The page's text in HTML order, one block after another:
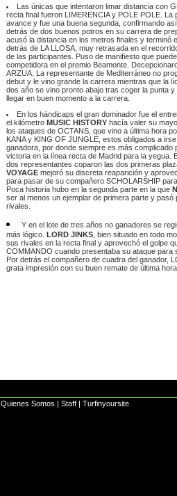
Las únicas que intentaron limar distancia con
recta final fueron LIMERENCIA y POLE POLE. La
avance y fue una buena segunda, confirmando
detrás de dos buenos potros en su carrera de
acusó la distancia en los metros finales y terminó
detrás de LA LLOSA, muy retrasada en el
de las participantes. Puso de manifiesto que
competidora en el premio Beamonte.
ARZUA. La representante de Mediterráneo no
debut y le vino grande la carrera mientras que la
dos año se vino pronto abajo tras coger la punta
llegar en buen momento a la carrera.
En los hándicaps el gran dominador fue el
el kilómetro MUSIC HISTORY hacía valer su
los ataques de OCTANS, que vino a última hora
KANA y KING OF JUNGLE, estos obligados a
ganadora, por donde siempre es más complicado
victoria en la línea recta de Madrid para la yegua.
dos representantes coparon las dos primeras
VOYAGE mejoró su discreta reaparición y
para pasar de su compañero SCHOLARSHIP
Poca historia hubo en la segunda parte en la que
ser al menos un ejemplar de primera parte y pasó
rivales.
Y en el lote de tres años no ganadores se
más lógico. LORD JINKS, bien situado en todo
sus rivales en la recta final y aprovechó el golpe
COMMANDO cuando presentaba su ataque para
Por detrás el compañero de cuadra del ganador,
grata impresión con su buen remate de última
Quienes Somos | Staff | Turfinyoursite